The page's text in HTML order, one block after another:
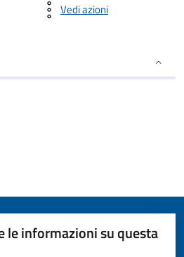
Vedi azioni
le informazioni su questa